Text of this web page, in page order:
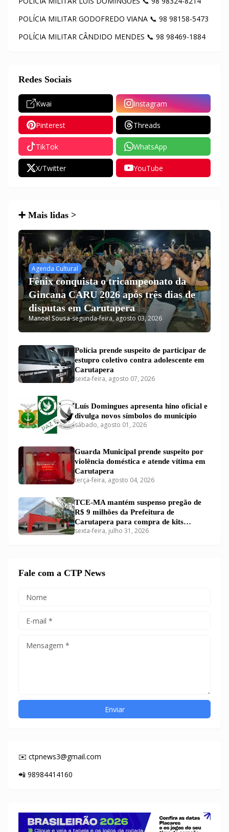
POLÍCIA MILITAR GODOFREDO VIANA 📞 98 98158-5473
POLÍCIA MILITAR CÂNDIDO MENDES 📞 98 98469-1884
Redes Sociais
Kwai Instagram
Pinterest Threads
TikTok WhatsApp
X/Twitter YouTube
➕ Mais lidas >
Agenda Cultural
Fênix conquista o tricampeonato da
Gincana CARU 2026 após três dias de
disputas em Carutapera
Manoel Sousa-segunda-feira, agosto 03, 2026
Polícia prende suspeito de participar de
estupro coletivo contra adolescente em
Carutapera
sexta-feira, agosto 07, 2026
Luís Domingues apresenta hino oficial e
divulga novos símbolos do município
sábado, agosto 01, 2026
Guarda Municipal prende suspeito por
violência doméstica e atende vítima em
Carutapera
terça-feira, agosto 04, 2026
TCE-MA mantém suspenso pregão de
R$ 9 milhões da Prefeitura de
Carutapera para compra de kits
educacionais
sexta-feira, julho 31, 2026
Fale com a CTP News
✉️ ctpnews3@gmail.com
📲 98984414160